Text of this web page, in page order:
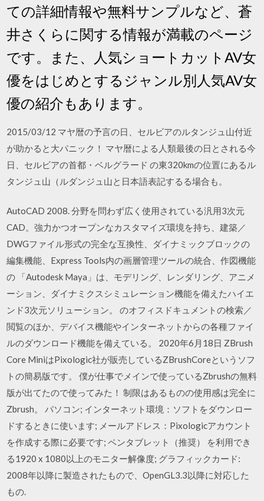
ての詳細情報や無料サンプルなど、蒼
井さくらに関する情報が満載のページ
です。また、人気ショートカットAV女
優をはじめとするジャンル別人気AV女
優の紹介もあります。
2015/03/12 マヤ暦の予言の日、セルビアのルタンジュ山付近
が助かると大パニック！ マヤ暦による人類最後の日とされる今
日、セルビアの首都・ベルグラード の東320kmの位置にあるル
タンジュ山（ルダンジュ山と日本語表記するる場合も。
AutoCAD 2008. 分野を問わず広く使用されている汎用3次元
CAD。強力かつオープンなカスタマイズ環境を持ち、建築／
DWGファイル形式の完全な互換性、ダイナミックブロックの
編集機能、Express Tools内の画層管理ツールの統合、作図機能
の 「Autodesk Maya」は、モデリング、レンダリング、アニメ
ーション、ダイナミクスシミュレーション機能を備えたハイエ
ンド3次元ソリューション。 のオフィスドキュメントの検索／
閲覧のほか、デバイス機能やインターネットからの各種ファイ
ルのダウンロード機能を備えている。 2020年6月18日 ZBrush
Core MiniはPixologic社が販売しているZBrushCoreというソフ
トの簡易版です。 僕が仕事でメインで使っているZbrushの無料
版が出てたので使ってみた！ 制限はあるものの使用感は完全に
Zbrush。 パソコン; インターネット環境：ソフトをダウンロー
ドするときに使います; メールアドレス：Pixologicアカウント
を作成する際に必要です; ペンタブレット（推奨） を利用でき
る1920 x 1080以上のモニター解像度; グラフィックカード:
2008年以降に製造されたもので、OpenGL3.3以降に対応した
もの.